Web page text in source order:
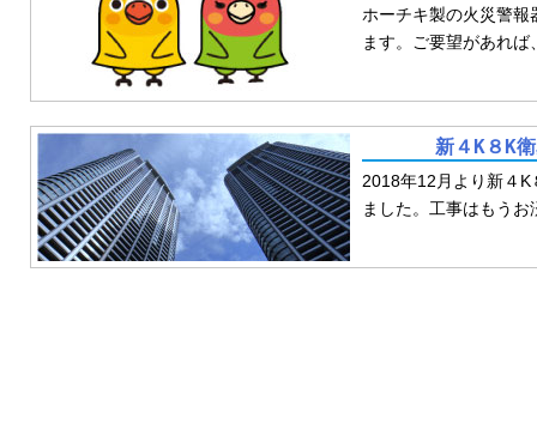
ホーチキ製の火災警
ます。ご要望があれ
新４K８K
2018年12月より新４
ました。工事はもうお